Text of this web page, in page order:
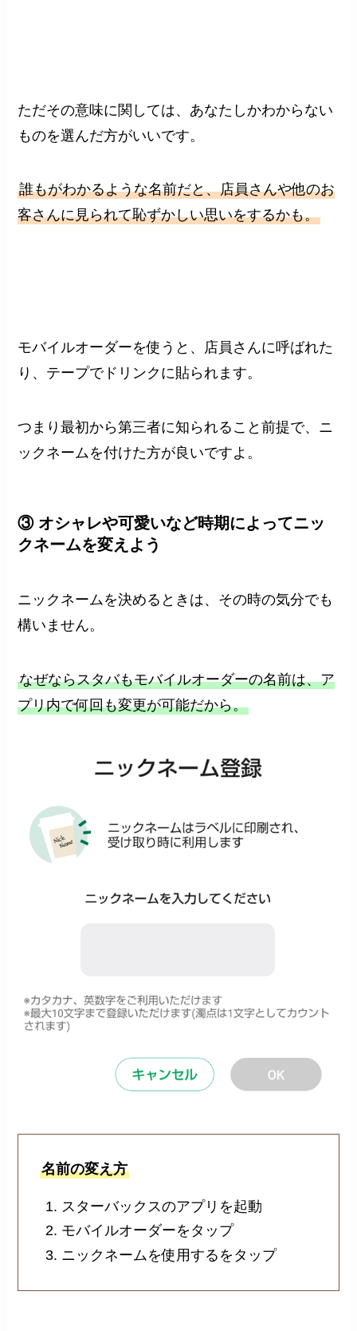
ただその意味に関しては、あなたしかわからない
ものを選んだ方がいいです。
誰もがわかるような名前だと、店員さんや他のお
客さんに見られて恥ずかしい思いをするかも。
モバイルオーダーを使うと、店員さんに呼ばれた
り、テープでドリンクに貼られます。
つまり最初から第三者に知られること前提で、ニ
ックネームを付けた方が良いですよ。
③ オシャレや可愛いなど時期によってニッ
クネームを変えよう
ニックネームを決めるときは、その時の気分でも
構いません。
なぜならスタバもモバイルオーダーの名前は、ア
プリ内で何回も変更が可能だから。
名前の変え方
スターバックスのアプリを起動
モバイルオーダーをタップ
ニックネームを使用するをタップ